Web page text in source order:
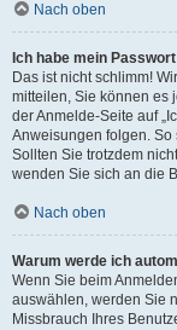
Nach oben
Ich habe mein
Das ist nicht schlimm!
mitteilen, Sie können es
der Anmelde-Seite auf
Anweisungen folgen.
Sollten Sie trotzdem
wenden Sie sich an die
Nach oben
Warum werde ich
Wenn Sie beim
auswählen, werden Sie
Missbrauch Ihres